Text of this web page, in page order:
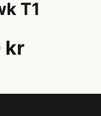
T1
kr